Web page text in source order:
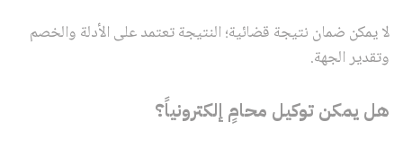
لا يمكن ضمان نتيجة قضائية؛ النتيجة تعتمد على الأدلة والخصم
وتقدير الجهة.
هل يمكن توكيل محامٍ إلكترونياً؟